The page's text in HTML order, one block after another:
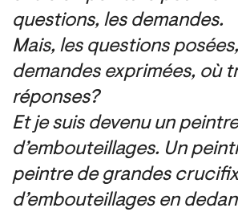
questions, les demandes.
Mais, les questions
demandes exprimées, où
réponses?
Et je suis devenu un peintre
d’embouteillages. Un
peintre de grandes
d’embouteillages en